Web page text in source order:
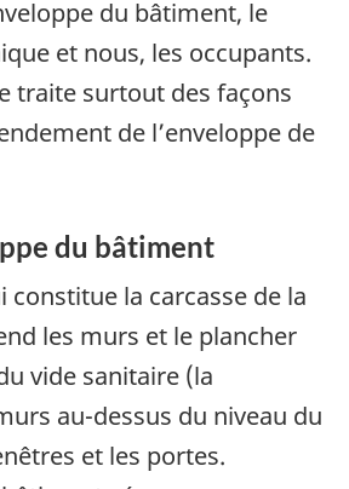
du bâtiment, le
et nous, les occupants.
traite surtout des façons
de l’enveloppe de
du bâtiment
constitue la carcasse de la
les murs et le plancher
vide sanitaire (la
au-dessus du niveau du
et les portes.